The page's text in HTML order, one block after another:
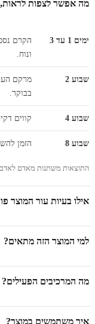
מה אפשר לצפות לראות,
ימים 1 עד 3
הקרם
ונוח.
שבוע 2
מרקם
בבוקר.
שבוע 4 קווים
שבוע 8 הזמן
התוצאות משתנות מאדם לאדם
אילו בעיות עור המוצר
למי המוצר הזה מתאים?
מה המרכיבים הפעילים?
איך משתמשים במוצר?